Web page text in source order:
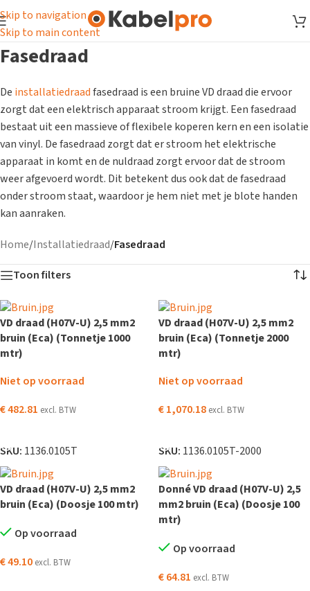
Skip to navigation
Skip to main content
Fasedraad
De installatiedraadfasedraad is een bruine VD draad die ervoor
zorgt dat een elektrisch apparaat stroom krijgt. Een fasedraad
bestaat uit een massieve of flexibele koperen kern en een isolatie
van vinyl. De fasedraad zorgt dat er stroom het elektrische
apparaat in komt en de nuldraad zorgt ervoor dat de stroom
weer afgevoerd wordt. Dit betekent dus ook dat de fasedraad
onder stroom staat, waardoor je hem niet met je blote handen
kan aanraken.
Home/Installatiedraad/Fasedraad
Toon filters
VD draad (H07V-U) 2,5 mm2
bruin (Eca) (Tonnetje 1000
mtr)
Niet op voorraad
€482.81 excl. BTW
SKU: 1136.0105T
VD draad (H07V-U) 2,5 mm2
bruin (Eca) (Tonnetje 2000
mtr)
Niet op voorraad
€1,070.18 excl. BTW
SKU: 1136.0105T-2000
VD draad (H07V-U) 2,5 mm2
bruin (Eca) (Doosje 100 mtr)
Op voorraad
€49.10 excl. BTW
Donné VD draad (H07V-U) 2,5
mm2 bruin (Eca) (Doosje 100
mtr)
Op voorraad
€64.81 excl. BTW